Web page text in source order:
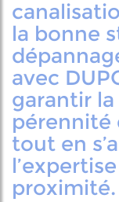
la bonne
avec
garantir
pérennité
tout en
proximité.